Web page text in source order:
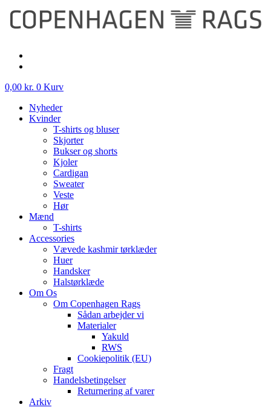
Videre
indhold
0,00 kr. 0 Kurv
Nyheder
Kvinder
T-shirts og bluser
Skjorter
Bukser og shorts
Kjoler
Cardigan
Sweater
Veste
Hør
Mænd
T-shirts
Accessories
Vævede kashmir tørklæder
Huer
Handsker
Halstørklæde
Om Os
Om Copenhagen Rags
Sådan arbejder vi
Materialer
Yakuld
RWS
Cookiepolitik (EU)
Fragt
Handelsbetingelser
Returnering af varer
Arkiv